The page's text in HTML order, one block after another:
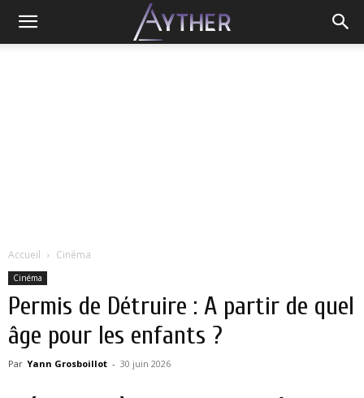
Accueil Cinéma
Cinéma
Permis de Détruire : A partir de quel
âge pour les enfants ?
Par Yann Grosboillot - 30 juin 2026